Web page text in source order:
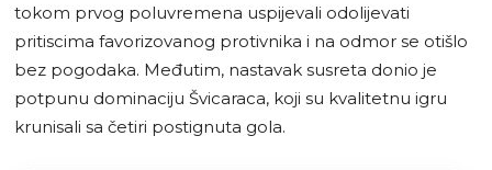
tokom prvog poluvremena uspijevali odolijevati
pritiscima favorizovanog protivnika i na odmor se otišlo
bez pogodaka. Međutim, nastavak susreta donio je
potpunu dominaciju Švicaraca, koji su kvalitetnu igru
krunisali sa četiri postignuta gola.